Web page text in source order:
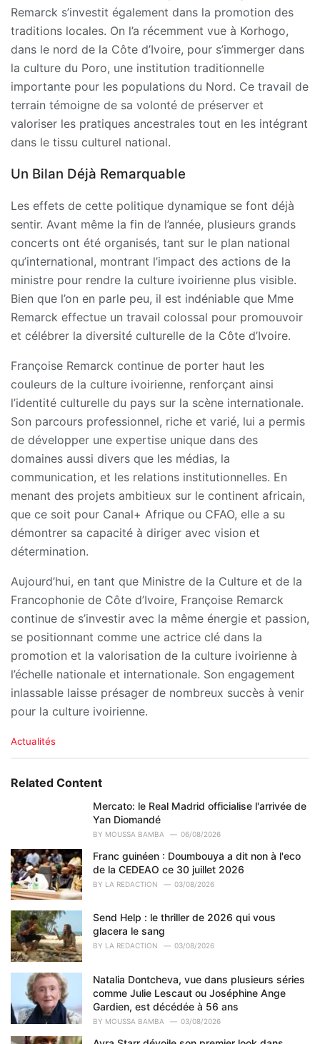
Remarck s’investit également dans la promotion des
traditions locales. On l’a récemment vue à Korhogo,
dans le nord de la Côte d’Ivoire, pour s’immerger dans
la culture du Poro, une institution traditionnelle
importante pour les populations du Nord. Ce travail de
terrain témoigne de sa volonté de préserver et
valoriser les pratiques ancestrales tout en les intégrant
dans le tissu culturel national.
Un Bilan Déjà Remarquable
Les effets de cette politique dynamique se font déjà
sentir. Avant même la fin de l’année, plusieurs grands
concerts ont été organisés, tant sur le plan national
qu’international, montrant l’impact des actions de la
ministre pour rendre la culture ivoirienne plus visible.
Bien que l’on en parle peu, il est indéniable que Mme
Remarck effectue un travail colossal pour promouvoir
et célébrer la diversité culturelle de la Côte d’Ivoire.
Françoise Remarck continue de porter haut les
couleurs de la culture ivoirienne, renforçant ainsi
l’identité culturelle du pays sur la scène internationale.
Son parcours professionnel, riche et varié, lui a permis
de développer une expertise unique dans des
domaines aussi divers que les médias, la
communication, et les relations institutionnelles. En
menant des projets ambitieux sur le continent africain,
que ce soit pour Canal+ Afrique ou CFAO, elle a su
démontrer sa capacité à diriger avec vision et
détermination.
Aujourd’hui, en tant que Ministre de la Culture et de la
Francophonie de Côte d’Ivoire, Françoise Remarck
continue de s’investir avec la même énergie et passion,
se positionnant comme une actrice clé dans la
promotion et la valorisation de la culture ivoirienne à
l’échelle nationale et internationale. Son engagement
inlassable laisse présager de nombreux succès à venir
pour la culture ivoirienne.
C
e
s
:
Actualités
Related Content
Mercato: le Real Madrid officialise l'arrivée de
Yan Diomandé
BY MOUSSA BAMBA 06/08/2026
Franc guinéen : Doumbouya a dit non à l'eco
de la CEDEAO ce 30 juillet 2026
BY LA REDACTION 03/08/2026
Send Help : le thriller de 2026 qui vous
glacera le sang
BY LA REDACTION 03/08/2026
Natalia Dontcheva, vue dans plusieurs séries
comme Julie Lescaut ou Joséphine Ange
Gardien, est décédée à 56 ans
BY MOUSSA BAMBA 03/08/2026